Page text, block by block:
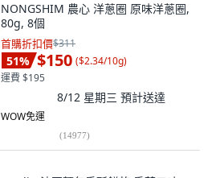
NONGSHIM 農心 洋蔥圈 原味洋蔥圈,
80g, 8個
首購折扣價$311
51% $150 ($2.34/10g)
運費 $195
8/12 星期三 預計送達
WOW免運
(14977)